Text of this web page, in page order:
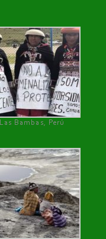
Las Bambas, Perú